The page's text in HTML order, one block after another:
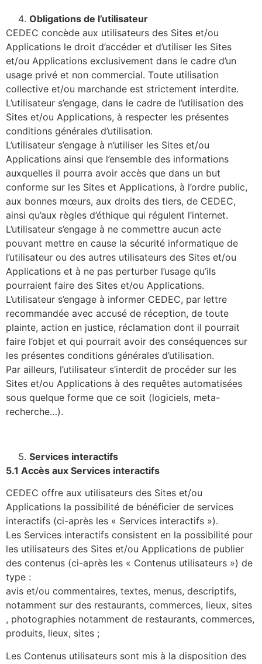
Obligations de l’utilisateur
CEDEC concède aux utilisateurs des Sites et/ou
Applications le droit d’accéder et d’utiliser les Sites
et/ou Applications exclusivement dans le cadre d’un
usage privé et non commercial. Toute utilisation
collective et/ou marchande est strictement interdite.
L’utilisateur s’engage, dans le cadre de l’utilisation des
Sites et/ou Applications, à respecter les présentes
conditions générales d’utilisation.
L’utilisateur s’engage à n’utiliser les Sites et/ou
Applications ainsi que l’ensemble des informations
auxquelles il pourra avoir accès que dans un but
conforme sur les Sites et Applications, à l’ordre public,
aux bonnes mœurs, aux droits des tiers, de CEDEC,
ainsi qu’aux règles d’éthique qui régulent l’internet.
L’utilisateur s’engage à ne commettre aucun acte
pouvant mettre en cause la sécurité informatique de
l’utilisateur ou des autres utilisateurs des Sites et/ou
Applications et à ne pas perturber l’usage qu’ils
pourraient faire des Sites et/ou Applications.
L’utilisateur s’engage à informer CEDEC, par lettre
recommandée avec accusé de réception, de toute
plainte, action en justice, réclamation dont il pourrait
faire l’objet et qui pourrait avoir des conséquences sur
les présentes conditions générales d’utilisation.
Par ailleurs, l’utilisateur s’interdit de procéder sur les
Sites et/ou Applications à des requêtes automatisées
sous quelque forme que ce soit (logiciels, meta-
recherche…).
Services interactifs
5.1 Accès aux Services interactifs
CEDEC offre aux utilisateurs des Sites et/ou
Applications la possibilité de bénéficier de services
interactifs (ci-après les « Services interactifs »).
Les Services interactifs consistent en la possibilité pour
les utilisateurs des Sites et/ou Applications de publier
des contenus (ci-après les « Contenus utilisateurs ») de
type :
avis et/ou commentaires, textes, menus, descriptifs,
notamment sur des restaurants, commerces, lieux, sites
, photographies notamment de restaurants, commerces,
produits, lieux, sites ;
Les Contenus utilisateurs sont mis à la disposition des